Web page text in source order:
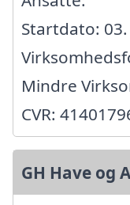
Startdato:
Mindre
CVR:
GH Have og